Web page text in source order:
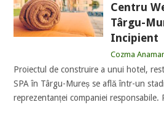
Centru
Târgu-
Incipient
Cozma
Proiectul de construire a unui hotel,
SPA în Târgu-Mureș se află într-un
reprezentanței companiei responsabile.